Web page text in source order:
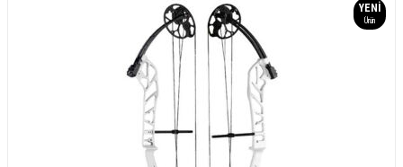
YENI
Ürün